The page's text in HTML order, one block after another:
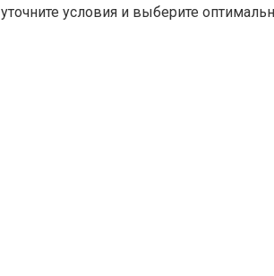
уточните условия и выберите